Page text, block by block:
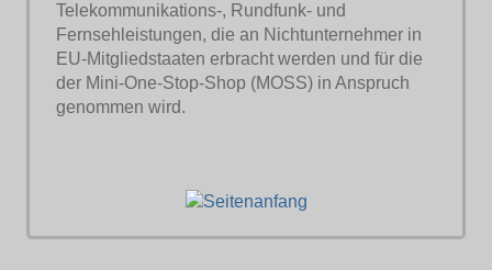
Telekommunikations-, Rundfunk- und
Fernsehleistungen, die an Nichtunternehmer in
EU-Mitgliedstaaten erbracht werden und für die
der Mini-One-Stop-Shop (MOSS) in Anspruch
genommen wird.